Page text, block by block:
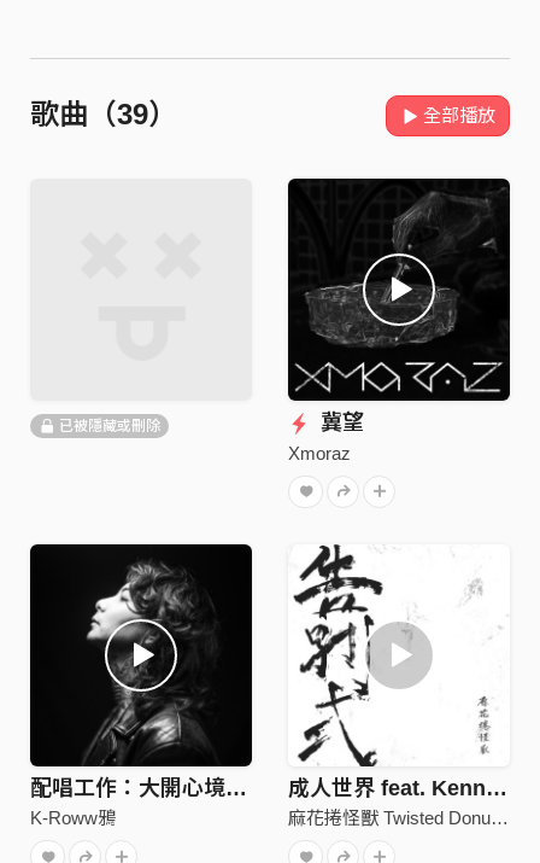
歌曲（39） 全部播放
已被隱藏或刪除 冀望
Xmoraz
配唱工作：大開心境(初版demo)
K-Roww鴉
成人世界 feat. Kenny of Infernal Chaos & GoatZack
麻花捲怪獸 Twisted Donut Monsters